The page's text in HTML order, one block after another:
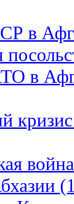
в
в